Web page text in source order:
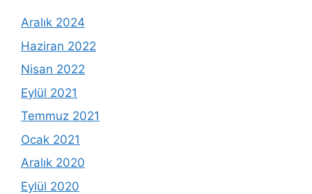
Aralık 2024
Haziran 2022
Nisan 2022
Eylül 2021
Temmuz 2021
Ocak 2021
Aralık 2020
Eylül 2020